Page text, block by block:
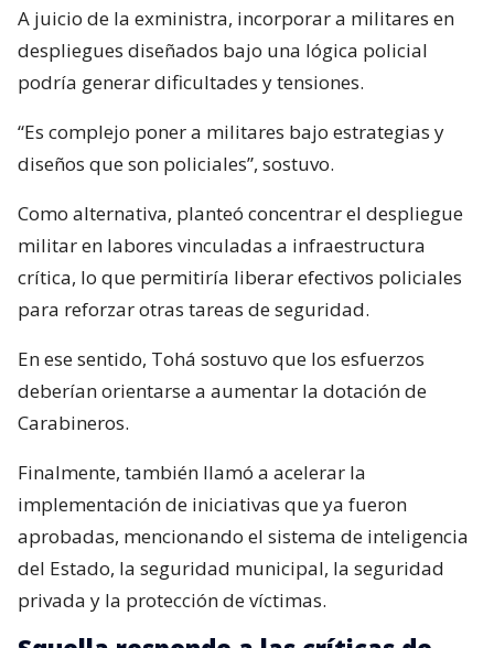
A juicio de la exministra, incorporar a militares en
despliegues diseñados bajo una lógica policial
podría generar dificultades y tensiones.
“Es complejo poner a militares bajo estrategias y
diseños que son policiales”, sostuvo.
Como alternativa, planteó concentrar el despliegue
militar en labores vinculadas a infraestructura
crítica, lo que permitiría liberar efectivos policiales
para reforzar otras tareas de seguridad.
En ese sentido, Tohá sostuvo que los esfuerzos
deberían orientarse a aumentar la dotación de
Carabineros.
Finalmente, también llamó a acelerar la
implementación de iniciativas que ya fueron
aprobadas, mencionando el sistema de inteligencia
del Estado, la seguridad municipal, la seguridad
privada y la protección de víctimas.